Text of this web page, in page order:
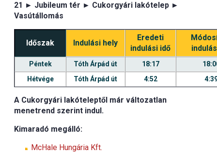
21 ► Jubileum tér ► Cukorgyári lakótelep ►
Vasútállomás
Időszak Indulási hely
Eredeti
indulási idő
Péntek Tóth Árpád út 18:17
Hétvége
Tóth Árpád út 4:52
A Cukorgyári lakóteleptől már változatlan
menetrend szerint indul.
Kimaradó megálló:
McHale Hungária Kft.